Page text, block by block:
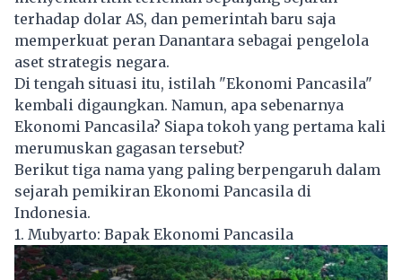
terhadap dolar AS, dan pemerintah baru saja
memperkuat peran Danantara sebagai pengelola
aset strategis negara.
Di tengah situasi itu, istilah "Ekonomi Pancasila"
kembali digaungkan. Namun, apa sebenarnya
Ekonomi Pancasila? Siapa tokoh yang pertama kali
merumuskan gagasan tersebut?
Berikut tiga nama yang paling berpengaruh dalam
sejarah pemikiran Ekonomi Pancasila di
Indonesia.
1. Mubyarto: Bapak Ekonomi Pancasila